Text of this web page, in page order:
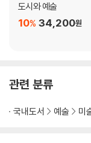
도시와 예술
34,200원
10%
관련 분류
국내도서 예술 미